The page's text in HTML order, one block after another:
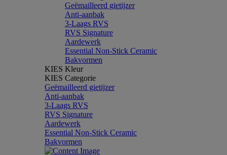
Geëmailleerd gietijzer
Anti-aanbak
3-Laags RVS
RVS Signature
Aardewerk
Essential Non-Stick Ceramic
Bakvormen
KIES Kleur
KIES Categorie
Geëmailleerd gietijzer
Anti-aanbak
3-Laags RVS
RVS Signature
Aardewerk
Essential Non-Stick Ceramic
Bakvormen